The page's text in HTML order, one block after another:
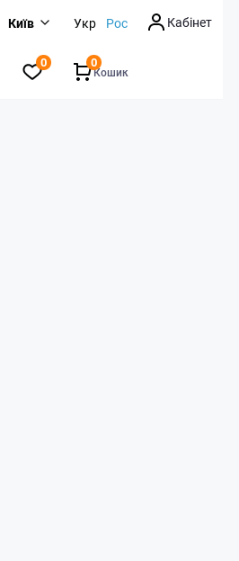
Київ Укр Рос Кабінет
0
Кошик
0